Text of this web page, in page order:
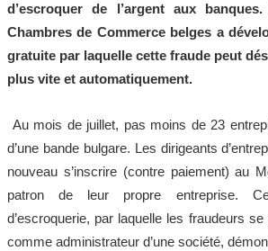
d’escroquer de l’argent aux
Chambres de Commerce belges a
gratuite par laquelle cette fraude peut
plus vite et automatiquement.
Au mois de juillet, pas moins de 23
d’une bande bulgare. Les dirigeants
nouveau s’inscrire (contre paiement) au
patron de leur propre entreprise.
d’escroquerie, par laquelle les fraudeurs
comme administrateur d’une société,